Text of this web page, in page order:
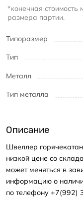
Типоразмер
Тип
Металл
Тип металла
*конечная стоимость
размера партии.
Описание
Швеллер
низкой цене со
может меняться в
информацию о
по телефону +7(992)